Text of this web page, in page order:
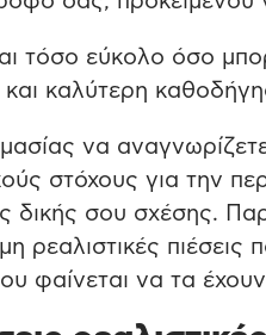
τόσο εύκολο όσο
και καλύτερη
να
στόχους για την
δικής σου σχέσης.
ρεαλιστικές
φαίνεται να τα